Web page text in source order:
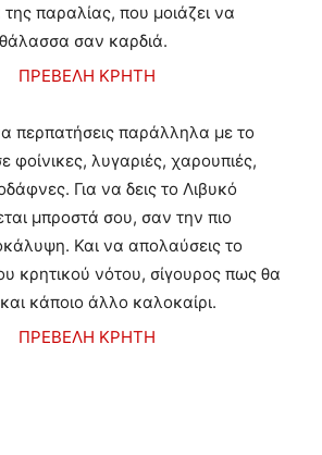
παραλίας, που μοιάζει να
σαν καρδιά.
περπατήσεις παράλληλα με το
φοίνικες, λυγαριές, χαρουπιές,
Για να δεις το Λιβυκό
μπροστά σου, σαν την πιο
Και να απολαύσεις το
κρητικού νότου, σίγουρος πως θα
κάποιο άλλο καλοκαίρι.